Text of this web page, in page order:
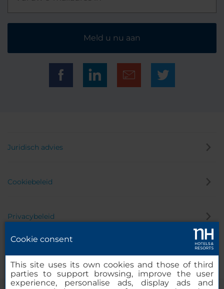
Meld u nu aan
Juridisch advies
Cookiebeleid
Privacybeleid
Cookie consent
This site uses its own cookies and those of third
parties to support browsing, improve the user
experience, personalise ads, display ads and